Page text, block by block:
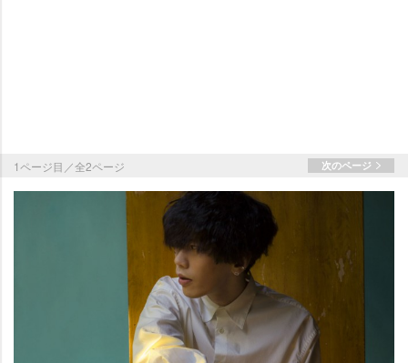
1ページ目／全2ページ 次のページ